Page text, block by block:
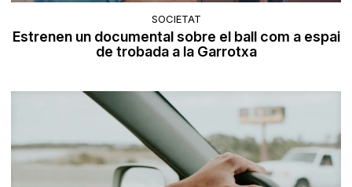
SOCIETAT
Estrenen un documental sobre el ball com a espai
de trobada a la Garrotxa